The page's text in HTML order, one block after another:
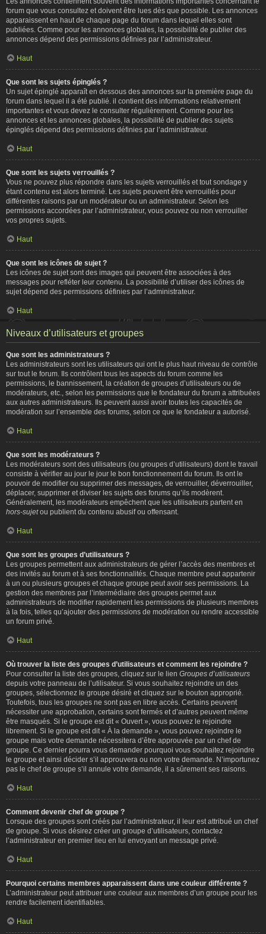
forum que vous consultez et doivent être lues dès que possible. Les annonces
apparaissent en haut de chaque page du forum dans lequel elles sont
publiées. Comme pour les annonces globales, la possibilité de publier des
annonces dépend des permissions définies par l’administrateur.
Haut
Que sont les sujets épinglés ?
Un sujet épinglé apparaît en dessous des annonces sur la première page du
forum dans lequel il a été publié. il contient des informations relativement
importantes et vous devez le consulter régulièrement. Comme pour les
annonces et les annonces globales, la possibilité de publier des sujets
épinglés dépend des permissions définies par l’administrateur.
Haut
Que sont les sujets verrouillés ?
Vous ne pouvez plus répondre dans les sujets verrouillés et tout sondage y
étant contenu est alors terminé. Les sujets peuvent être verrouillés pour
différentes raisons par un modérateur ou un administrateur. Selon les
permissions accordées par l’administrateur, vous pouvez ou non verrouiller
vos propres sujets.
Haut
Que sont les icônes de sujet ?
Les icônes de sujet sont des images qui peuvent être associées à des
messages pour refléter leur contenu. La possibilité d’utiliser des icônes de
sujet dépend des permissions définies par l’administrateur.
Haut
Niveaux d’utilisateurs et groupes
Que sont les administrateurs ?
Les administrateurs sont les utilisateurs qui ont le plus haut niveau de contrôle
sur tout le forum. Ils contrôlent tous les aspects du forum comme les
permissions, le bannissement, la création de groupes d’utilisateurs ou de
modérateurs, etc., selon les permissions que le fondateur du forum a attribuées
aux autres administrateurs. Ils peuvent aussi avoir toutes les capacités de
modération sur l’ensemble des forums, selon ce que le fondateur a autorisé.
Haut
Que sont les modérateurs ?
Les modérateurs sont des utilisateurs (ou groupes d’utilisateurs) dont le travail
consiste à vérifier au jour le jour le bon fonctionnement du forum. Ils ont le
pouvoir de modifier ou supprimer des messages, de verrouiller, déverrouiller,
déplacer, supprimer et diviser les sujets des forums qu’ils modèrent.
Généralement, les modérateurs empêchent que les utilisateurs partent en
hors-sujetou publient du contenu abusif ou offensant.
Haut
Que sont les groupes d’utilisateurs ?
Les groupes permettent aux administrateurs de gérer l’accès des membres et
des invités au forum et à ses fonctionnalités. Chaque membre peut appartenir
à un ou plusieurs groupes et chaque groupe peut avoir ses permissions. La
gestion des membres par l’intermédiaire des groupes permet aux
administrateurs de modifier rapidement les permissions de plusieurs membres
à la fois, telles qu’ajouter des permissions de modération ou rendre accessible
un forum privé.
Haut
Où trouver la liste des groupes d’utilisateurs et comment les rejoindre ?
Pour consulter la liste des groupes, cliquez sur le lien Groupes d’utilisateurs
depuis votre panneau de l’utilisateur. Si vous souhaitez rejoindre un des
groupes, sélectionnez le groupe désiré et cliquez sur le bouton approprié.
Toutefois, tous les groupes ne sont pas en libre accès. Certains peuvent
nécessiter une approbation, certains sont fermés et d’autres peuvent même
être masqués. Si le groupe est dit « Ouvert », vous pouvez le rejoindre
librement. Si le groupe est dit « À la demande », vous pouvez rejoindre le
groupe mais votre demande nécessitera d’être approuvée par un chef de
groupe. Ce dernier pourra vous demander pourquoi vous souhaitez rejoindre
le groupe et ainsi décider s’il approuvera ou non votre demande. N’importunez
pas le chef de groupe s’il annule votre demande, il a sûrement ses raisons.
Haut
Comment devenir chef de groupe ?
Lorsque des groupes sont créés par l’administrateur, il leur est attribué un chef
de groupe. Si vous désirez créer un groupe d’utilisateurs, contactez
l’administrateur en premier lieu en lui envoyant un message privé.
Haut
Pourquoi certains membres apparaissent dans une couleur différente ?
L’administrateur peut attribuer une couleur aux membres d’un groupe pour les
rendre facilement identifiables.
Haut